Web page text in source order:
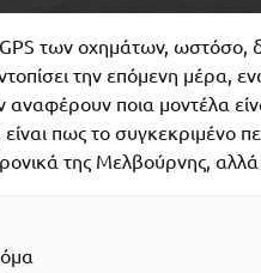
των οχημάτων, ωστόσο,
την επόμενη μέρα,
ποια μοντέλα
πως το συγκεκριμένο
της Μελβούρνης,